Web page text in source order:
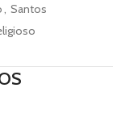
Santos